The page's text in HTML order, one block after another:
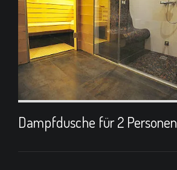
Dampfdusche für 2 Personen